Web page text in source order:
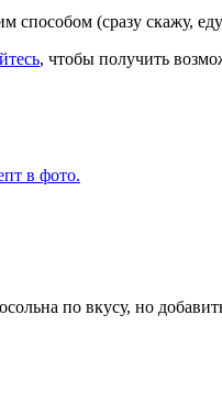
способом (сразу скажу,
, чтобы получить
в фото.
по вкусу, но